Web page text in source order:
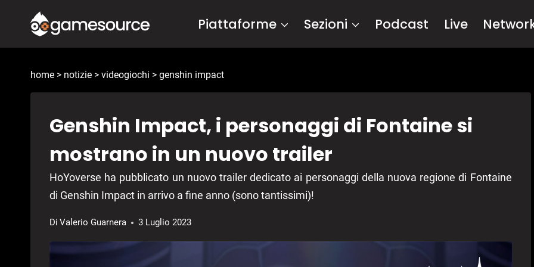
contenuto
Piattaforme Sezioni Podcast Live
home > notizie > videogiochi > genshin impact
Genshin Impact, i personaggi di Fontaine si
mostrano in un nuovo trailer
HoYoverse ha pubblicato un nuovo trailer dedicato ai personaggi della nuova regione di Fontaine
di Genshin Impact in arrivo a fine anno (sono tantissimi)!
Di Valerio Guarnera 3 Luglio 2023